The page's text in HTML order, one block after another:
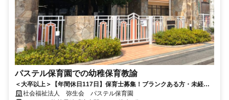
パステル保育園での幼稚保育教諭
＜大卒以上＞【年間休日117日】保育士募集！ブランクある方・未経験
者も歓迎。プライベートも大切にしながら、子どもの成長を一緒に見守
社会福祉法人 弥生会 パステル保育園